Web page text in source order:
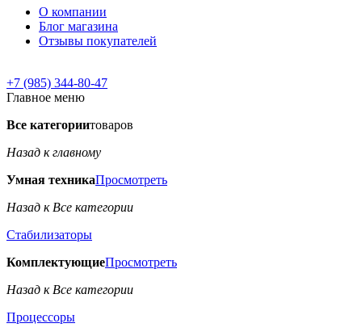
О компании
Блог магазина
Отзывы покупателей
+7 (985) 344-80-47
Главное меню
Все категориитоваров
Назад к главному
Умная техникаПросмотреть
Назад к Все категории
Стабилизаторы
КомплектующиеПросмотреть
Назад к Все категории
Процессоры